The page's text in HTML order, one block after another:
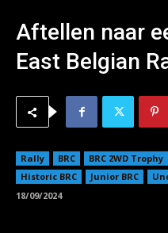
Aftellen naar
East Belgian
Rally BRC BRC 2WD Trophy
Historic BRC
Junior BRC
18/09/2024